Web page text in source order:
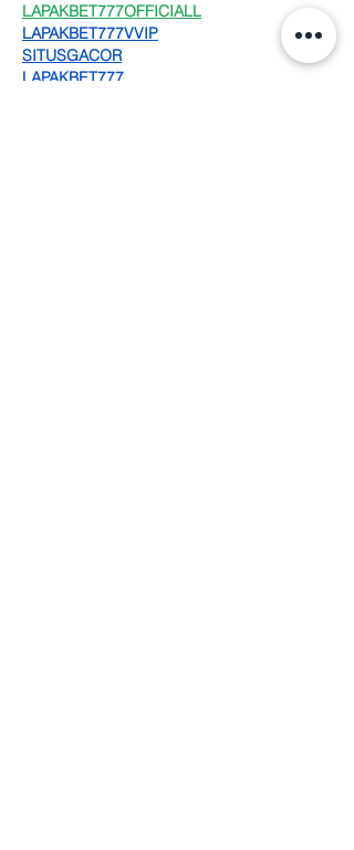
LAPAKBET777OFFICIALL
LAPAKBET777VVIP
SITUSGACOR
LAPAKBET777